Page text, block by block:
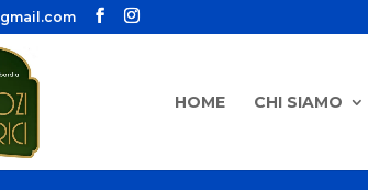
HOME CHI SIAMO